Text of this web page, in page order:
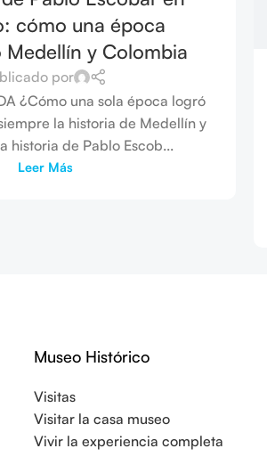
cómo una época
y Colombia
por
¿Cómo una sola época logró
la historia de Medellín y
historia de Pablo Escob...
Leer Más
Museo Histórico
Visitas
Visitar la casa museo
Vivir la experiencia completa